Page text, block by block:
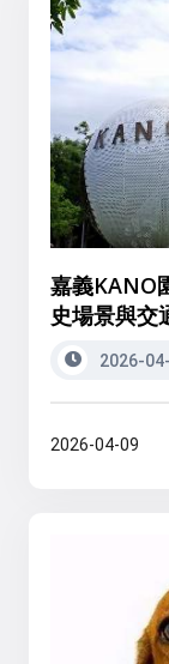
嘉義KANO
史場景與交
2026-
2026-04-09